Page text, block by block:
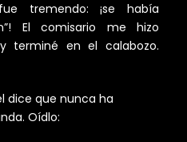
tremendo: ¡se había
El comisario me hizo
terminé en el calabozo.
dice que nunca ha
Oídlo: